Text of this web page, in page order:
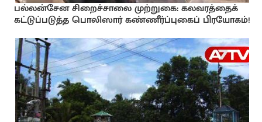
பல்லன்சேன சிறைச்சாலை முற்றுகை: கலவரத்தைக்
கட்டுப்படுத்த பொலிஸார் கண்ணீர்ப்புகைப் பிரயோகம்!